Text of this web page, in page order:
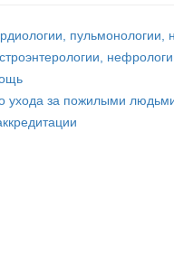
пульмонологии,
ухода за пожилыми